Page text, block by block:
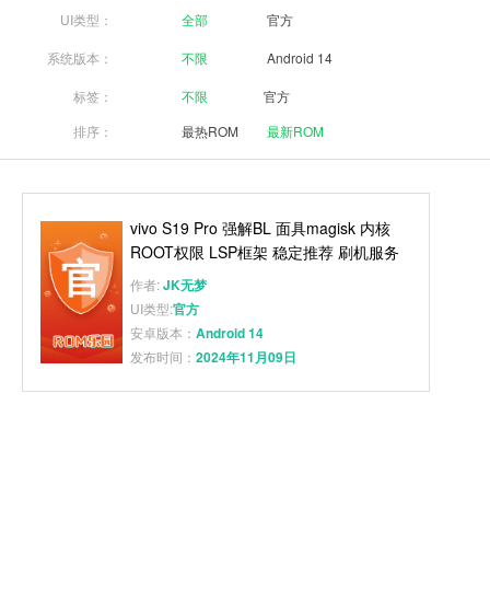
UI类型： 全部 官方
系统版本： 不限 Android 14
标签： 不限
官方
排序：
最热ROM 最新ROM
vivo S19 Pro 强解BL 面具magisk 内核
ROOT权限 LSP框架 稳定推荐 刷机服务
作者:JK无梦
UI类型:官方
安卓版本： Android 14
发布时间： 2024年11月09日